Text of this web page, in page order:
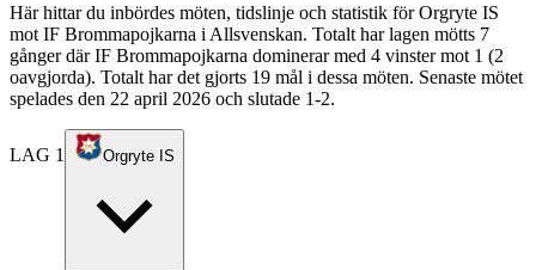
Här hittar du inbördes möten, tidslinje och statistik för Orgryte IS
mot IF Brommapojkarna i Allsvenskan. Totalt har lagen mötts 7
gånger där IF Brommapojkarna dominerar med 4 vinster mot 1 (2
oavgjorda). Totalt har det gjorts 19 mål i dessa möten. Senaste mötet
spelades den 22 april 2026 och slutade 1-2.
LAG 1 Orgryte IS